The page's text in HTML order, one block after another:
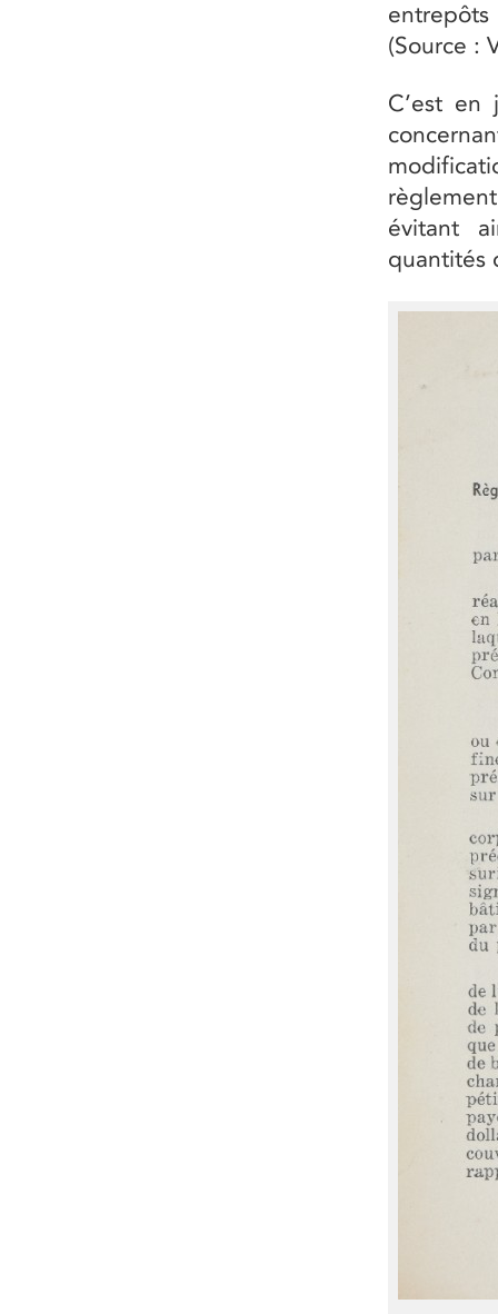
entrepôts
(Source :
C’est
évitant
quantités